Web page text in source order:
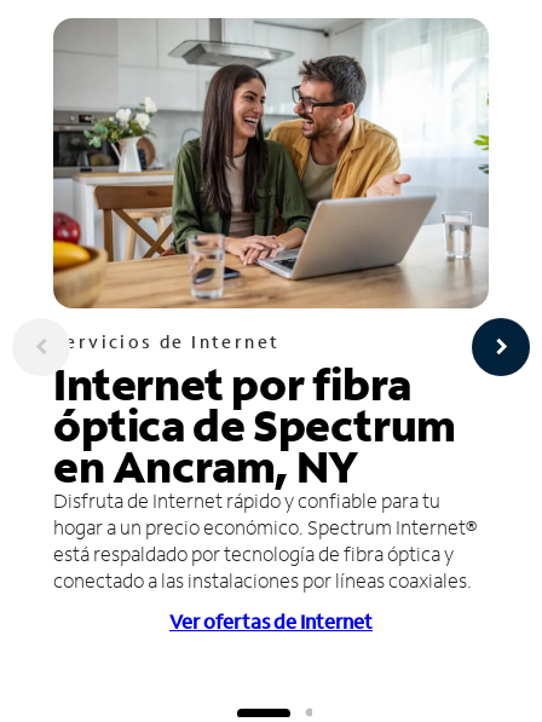
Servicios de Internet
Internet por fibra
óptica de Spectrum
en Ancram, NY
Disfruta de Internet rápido y confiable para tu
hogar a un precio económico. Spectrum Internet®
está respaldado por tecnología de fibra óptica y
conectado a las instalaciones por líneas coaxiales.
Ver ofertas de Internet